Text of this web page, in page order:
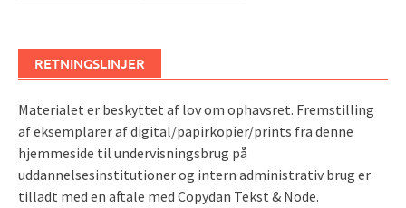
RETNINGSLINJER
Materialet er beskyttet af lov om ophavsret. Fremstilling
af eksemplarer af digital/papirkopier/prints fra denne
hjemmeside til undervisningsbrug på
uddannelsesinstitutioner og intern administrativ brug er
tilladt med en aftale med Copydan Tekst & Node.